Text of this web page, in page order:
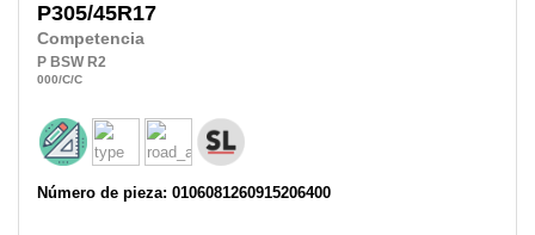
P305/45R17
Competencia
P BSW R2
000/C/C
Número de pieza: 0106081260915206400